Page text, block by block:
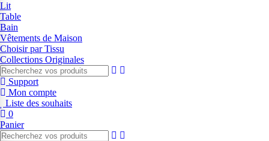
Lit
Table
Bain
Vêtements de Maison
Choisir par Tissu
Collections Originales
Support
Mon compte
Liste des souhaits
0
Panier